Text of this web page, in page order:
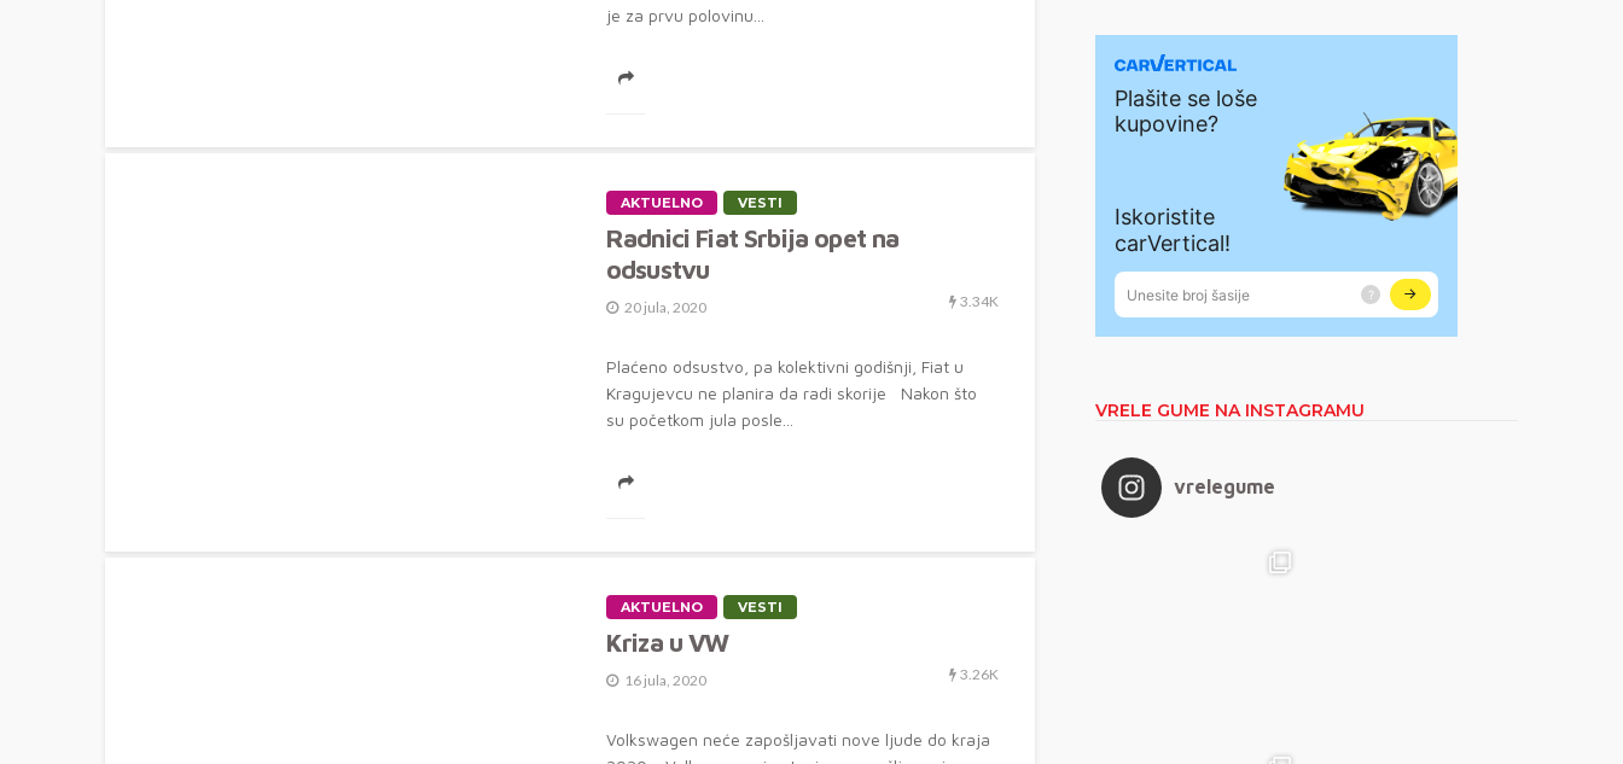
je za prvu polovinu...
AKTUELNO VESTI
Radnici Fiat Srbija opet na
odsustvu
20 jula, 2020 3.34K
Plaćeno odsustvo, pa kolektivni godišnji, Fiat u
Kragujevcu ne planira da radi skorije Nakon što
su početkom jula posle...
AKTUELNO VESTI
Kriza u VW
16 jula, 2020 3.26K
Volkswagen neće zapošljavati nove ljude do kraja
VRELE GUME NA INSTAGRAMU
vrelegume